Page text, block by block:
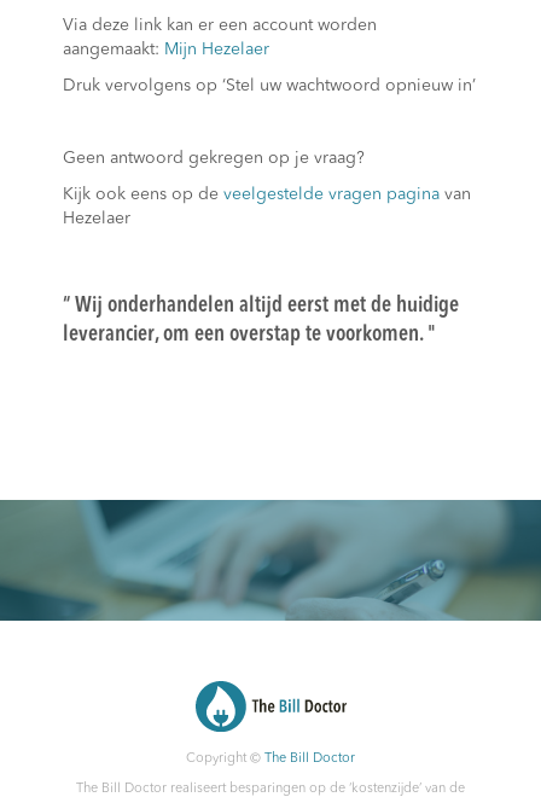
Via deze link kan er een account worden
aangemaakt: Mijn Hezelaer
Druk vervolgens op ‘Stel uw wachtwoord opnieuw in’
Geen antwoord gekregen op je vraag?
Kijk ook eens op de veelgestelde vragen pagina van
Hezelaer
“ Wij onderhandelen altijd eerst met de huidige
leverancier, om een overstap te voorkomen. "
Copyright © The Bill Doctor
The Bill Doctor realiseert besparingen op de ‘kostenzijde’ van de